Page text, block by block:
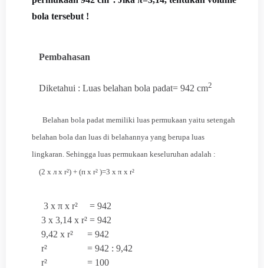
bola tersebut !
Pembahasan
Diketahui : Luas belahan bola padat= 942 cm2
Belahan bola padat memiliki luas permukaan yaitu setengah
belahan bola dan luas di belahannya yang berupa luas
lingkaran. Sehingga luas permukaan keseluruhan adalah :
(2 x л x r²) + (п x r² )=3 x π x r²
3 x π x r² = 942
3 x 3,14 x r² = 942
9,42 x r² = 942
r² = 942 : 9,42
r² = 100